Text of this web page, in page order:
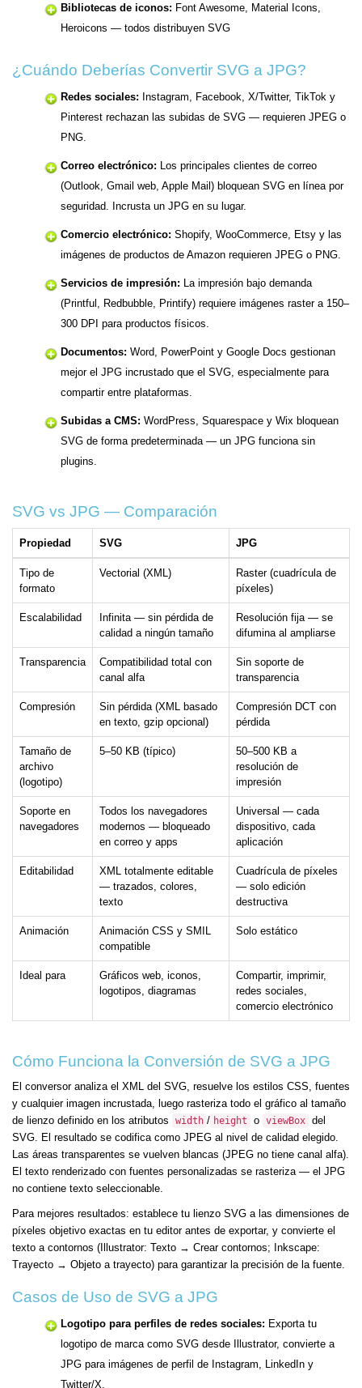
Bibliotecas de iconos: Font Awesome, Material Icons,
Heroicons — todos distribuyen SVG
¿Cuándo Deberías Convertir SVG a JPG?
Redes sociales: Instagram, Facebook, X/Twitter, TikTok y
Pinterest rechazan las subidas de SVG — requieren JPEG o
PNG.
Correo electrónico: Los principales clientes de correo
(Outlook, Gmail web, Apple Mail) bloquean SVG en línea por
seguridad. Incrusta un JPG en su lugar.
Comercio electrónico: Shopify, WooCommerce, Etsy y las
imágenes de productos de Amazon requieren JPEG o PNG.
Servicios de impresión: La impresión bajo demanda
(Printful, Redbubble, Printify) requiere imágenes raster a 150–
300 DPI para productos físicos.
Documentos: Word, PowerPoint y Google Docs gestionan
mejor el JPG incrustado que el SVG, especialmente para
compartir entre plataformas.
Subidas a CMS: WordPress, Squarespace y Wix bloquean
SVG de forma predeterminada — un JPG funciona sin
plugins.
SVG vs JPG — Comparación
Propiedad SVG JPG
Tipo de
formato
Vectorial (XML)
Raster (cuadrícula de
píxeles)
Escalabilidad
Infinita — sin pérdida de
calidad a ningún tamaño
Resolución fija — se
difumina al ampliarse
Transparencia
Compatibilidad total con
canal alfa
Sin soporte de
transparencia
Compresión
Sin pérdida (XML basado
en texto, gzip opcional)
Compresión DCT con
pérdida
Tamaño de
archivo
(logotipo)
5–50 KB (típico)
50–500 KB a
resolución de
impresión
Soporte en
navegadores
Todos los navegadores
modernos — bloqueado
en correo y apps
Universal — cada
dispositivo, cada
aplicación
Editabilidad
XML totalmente editable
— trazados, colores,
texto
Cuadrícula de píxeles
— solo edición
destructiva
Animación
Animación CSS y SMIL
compatible
Solo estático
Ideal para
Gráficos web, iconos,
logotipos, diagramas
Compartir, imprimir,
redes sociales,
comercio electrónico
Cómo Funciona la Conversión de SVG a JPG
El conversor analiza el XML del SVG, resuelve los estilos CSS, fuentes
y cualquier imagen incrustada, luego rasteriza todo el gráfico al tamaño
de lienzo definido en los atributos
width / height o viewBox del
SVG. El resultado se codifica como JPEG al nivel de calidad elegido.
Las áreas transparentes se vuelven blancas (JPEG no tiene canal alfa).
El texto renderizado con fuentes personalizadas se rasteriza — el JPG
no contiene texto seleccionable.
Para mejores resultados: establece tu lienzo SVG a las dimensiones de
píxeles objetivo exactas en tu editor antes de exportar, y convierte el
texto a contornos (Illustrator: Texto → Crear contornos; Inkscape:
Trayecto → Objeto a trayecto) para garantizar la precisión de la fuente.
Casos de Uso de SVG a JPG
Logotipo para perfiles de redes sociales: Exporta tu
logotipo de marca como SVG desde Illustrator, convierte a
JPG para imágenes de perfil de Instagram, LinkedIn y
Twitter/X.